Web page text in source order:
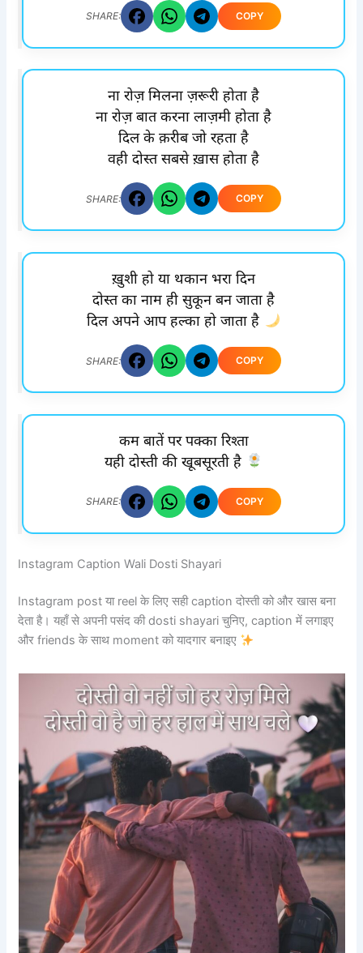
SHARE: COPY
ना रोज़ मिलना ज़रूरी होता है
ना रोज़ बात करना लाज़मी होता है
दिल के क़रीब जो रहता है
वही दोस्त सबसे ख़ास होता है
SHARE: COPY
ख़ुशी हो या थकान भरा दिन
दोस्त का नाम ही सुकून बन जाता है
दिल अपने आप हल्का हो जाता है
SHARE: COPY
कम बातें पर पक्का रिश्ता
यही दोस्ती की खूबसूरती है
SHARE: COPY
Instagram Caption Wali Dosti Shayari
Instagram post या reel के लिए सही caption दोस्ती को और खास बना
देता है। यहाँ से अपनी पसंद की dosti shayari चुनिए, caption में लगाइए
और friends के साथ moment को यादगार बनाइए